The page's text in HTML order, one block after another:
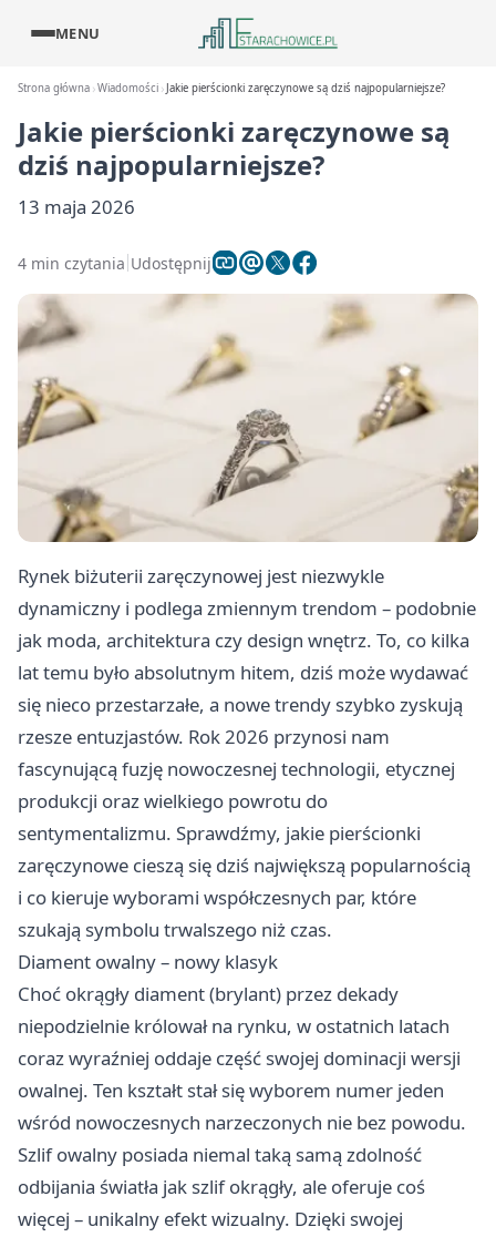
MENU
Strona główna Wiadomości Jakie pierścionki zaręczynowe są dziś najpopularniejsze?
Jakie pierścionki zaręczynowe są
dziś najpopularniejsze?
13 maja 2026
4 min czytania Udostępnij
Rynek biżuterii zaręczynowej jest niezwykle
dynamiczny i podlega zmiennym trendom – podobnie
jak moda, architektura czy design wnętrz. To, co kilka
lat temu było absolutnym hitem, dziś może wydawać
się nieco przestarzałe, a nowe trendy szybko zyskują
rzesze entuzjastów. Rok 2026 przynosi nam
fascynującą fuzję nowoczesnej technologii, etycznej
produkcji oraz wielkiego powrotu do
sentymentalizmu. Sprawdźmy, jakie pierścionki
zaręczynowe cieszą się dziś największą popularnością
i co kieruje wyborami współczesnych par, które
szukają symbolu trwalszego niż czas.
Diament owalny – nowy klasyk
Choć okrągły diament (brylant) przez dekady
niepodzielnie królował na rynku, w ostatnich latach
coraz wyraźniej oddaje część swojej dominacji wersji
owalnej. Ten kształt stał się wyborem numer jeden
wśród nowoczesnych narzeczonych nie bez powodu.
Szlif owalny posiada niemal taką samą zdolność
odbijania światła jak szlif okrągły, ale oferuje coś
więcej – unikalny efekt wizualny. Dzięki swojej